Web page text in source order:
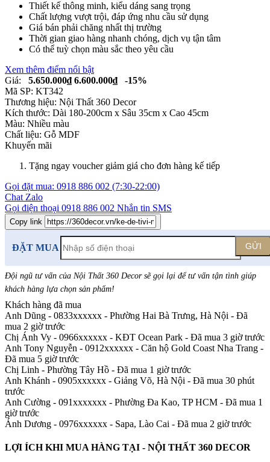
Thiết kế thông minh, kiểu dáng sang trọng
Chất lượng vượt trội, đáp ứng nhu cầu sử dụng
Giá bán phải chăng nhất thị trường
Thời gian giao hàng nhanh chóng, dịch vụ tận tâm
Có thể tuỳ chọn màu sắc theo yêu cầu
Xem thêm điểm nổi bật
Giá:
5.650.000₫6.600.000₫
-15%
Mã SP: KT342
Thương hiệu: Nội Thất 360 Decor
Kích thước: Dài 180-200cm x Sâu 35cm x Cao 45cm
Màu: Nhiều màu
Chất liệu: Gỗ MDF
Khuyến mãi
Tặng ngay voucher giảm giá cho đơn hàng kế tiếp
Gọi đặt mua: 0918 886 002 (7:30-22:00)
Chat Zalo
Gọi điện thoại 0918 886 002 Nhắn tin SMS
Copy link
ĐẶT MUA GỬI
Đội ngũ tư vấn của Nội Thất 360 Decor sẽ gọi lại để tư vấn tận tình giúp
khách hàng lựa chọn sản phẩm!
Khách hàng đã mua
Anh Dũng - 0833xxxxxx - Phường Hai Bà Trưng, Hà Nội - Đã
mua 2 giờ trước
Chị Ánh Vy - 0966xxxxxx - KĐT Ocean Park - Đã mua 3 giờ trước
Anh Tony Nguyễn - 0912xxxxxx - Căn hộ Gold Coast Nha Trang -
Đã mua 5 giờ trước
Chị Linh - Phường Tây Hồ - Đã mua 1 giờ trước
Anh Khánh - 0905xxxxxx - Giảng Võ, Hà Nội - Đã mua 30 phút
trước
Anh Cường - 091xxxxxxx - Phường Đa Kao, TP HCM - Đã mua 1
giờ trước
Ánh Dương - 0976xxxxxx - Sapa, Lào Cai - Đã mua 2 giờ trước
LỢI ÍCH KHI MUA HÀNG TẠI - NỘI THẤT 360 DECOR